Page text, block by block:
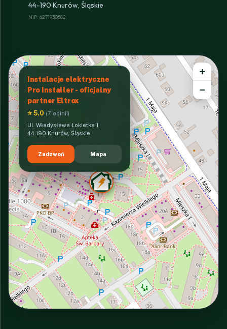
44-190 Knurów, Śląskie
NIP: 6271930582
Instalacje elektryczne
Pro Installer - oficjalny
partner Eltrox
⭐ 5.0 (7 opinii)
Ul. Władysława Łokietka 1
44-190 Knurów, Śląskie
Zadzwoń Mapa
+
−
INTERACTIVE VIEW